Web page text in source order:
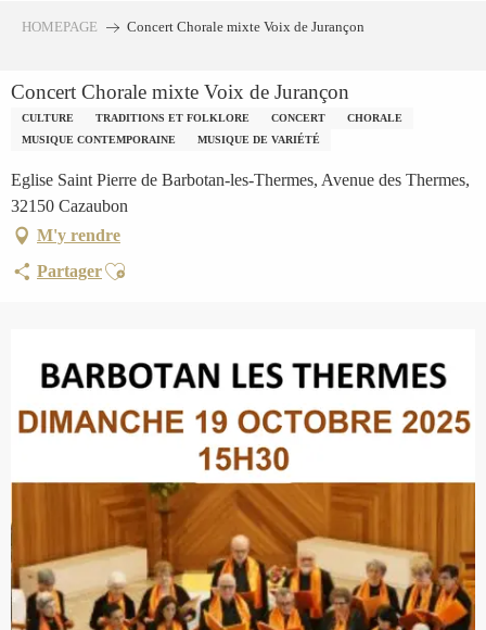
principal
HOMEPAGE Concert Chorale mixte Voix de Jurançon
Concert Chorale mixte Voix de Jurançon
CULTURE TRADITIONS ET FOLKLORE CONCERT
CHORALE
MUSIQUE CONTEMPORAINE
MUSIQUE DE VARIÉTÉ
Eglise Saint Pierre de Barbotan-les-Thermes, Avenue des Thermes,
32150 Cazaubon
M'y rendre
PartagerAjouter aux favoris